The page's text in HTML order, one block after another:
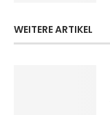
WEITERE ARTIKEL